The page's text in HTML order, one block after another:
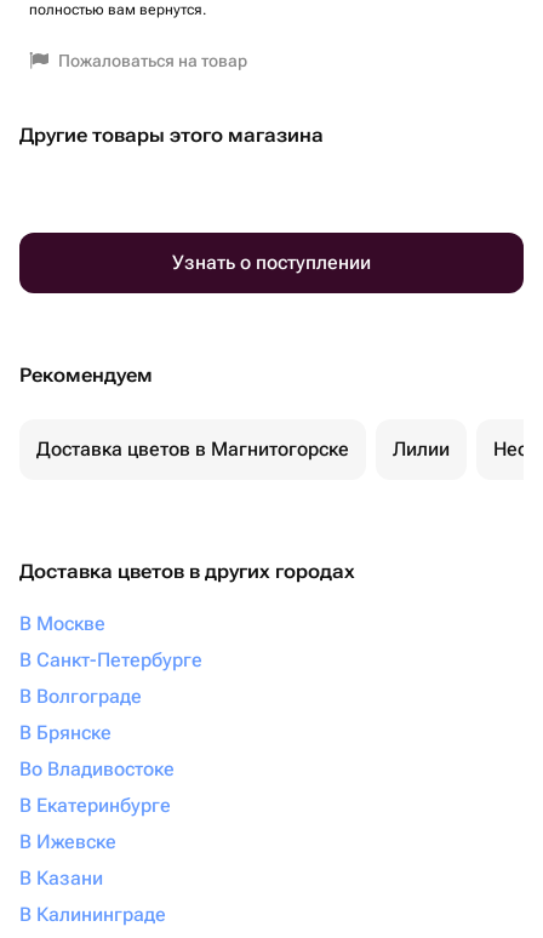
полностью вам вернутся.
Пожаловаться на товар
Другие товары этого магазина
Узнать о поступлении
Рекомендуем
Доставка цветов в Магнитогорске Лилии
Доставка цветов в других городах
В Москве
В Санкт-Петербурге
В Волгограде
В Брянске
Во Владивостоке
В Екатеринбурге
В Ижевске
В Казани
В Калининграде